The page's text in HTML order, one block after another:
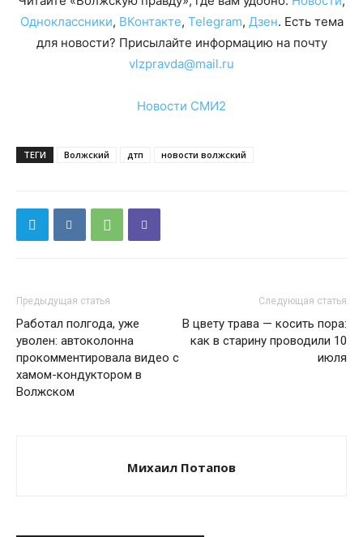
Одноклассники, ВКонтакте, Telegram, Дзен. Есть тема
для новости? Присылайте информацию на почту
vlzpravda@mail.ru
Новости СМИ2
ТЕГИ Волжский дтп новости волжский
Предыдущая статья
Работал полгода, уже
уволен: автоколонна
прокомментировала видео с
хамом-кондуктором в
Волжском
Следующая статья
В цвету трава — косить пора:
как в старину проводили 10
июля
Михаил Потапов